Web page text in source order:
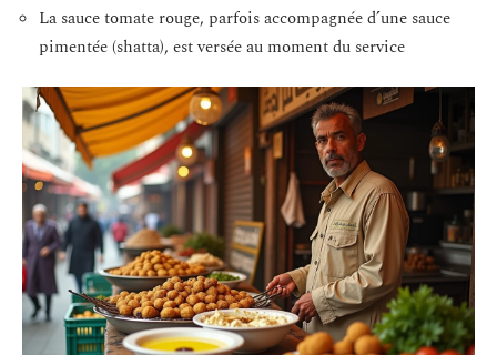
La sauce tomate rouge, parfois accompagnée d’une sauce
pimentée (shatta), est versée au moment du service